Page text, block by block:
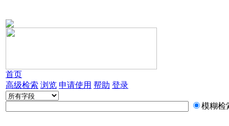
首页
高级检索 浏览 申请使用 帮助 登录
模糊检